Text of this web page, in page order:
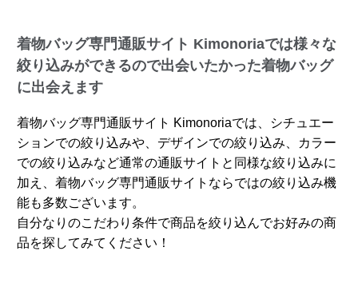
着物バッグ専門通販サイト Kimonoriaでは様々な
絞り込みができるので出会いたかった着物バッグ
に出会えます
着物バッグ専門通販サイト Kimonoriaでは、シチュエー
ションでの絞り込みや、デザインでの絞り込み、カラー
での絞り込みなど通常の通販サイトと同様な絞り込みに
加え、着物バッグ専門通販サイトならではの絞り込み機
能も多数ございます。
自分なりのこだわり条件で商品を絞り込んでお好みの商
品を探してみてください！